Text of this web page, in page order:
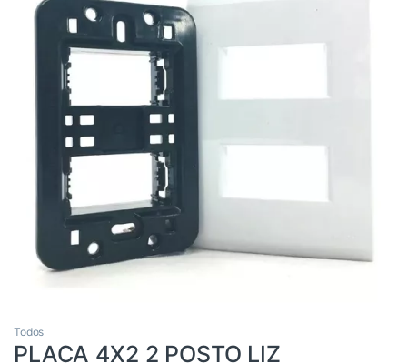
Todos
PLACA 4X2 2 POSTO LIZ